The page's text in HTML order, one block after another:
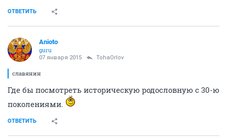
ОТВЕТИТЬ
Anioto
guru
07 января 2015 TohaOrlov
славянин
Где бы посмотреть историческую родословную с 30-ю
поколениями.
ОТВЕТИТЬ